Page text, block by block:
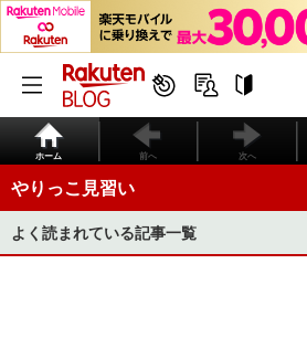
ホーム 前へ 次へ
やりっこ見習い
よく読まれている記事一覧